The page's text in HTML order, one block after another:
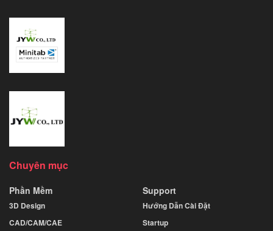
Chuyên mục
Phần Mềm
3D Design
CAD/CAM/CAE
Support
Hướng Dẫn Cài Đặt
Startup